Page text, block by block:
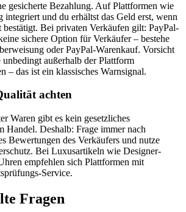
gesicherte Bezahlung. Auf Plattformen wie
und du erhältst das Geld erst, wenn
Bei privaten Verkäufen gilt: PayPal-
sichere Option für Verkäufer – bestehe
oder PayPal-Warenkauf. Vorsicht
außerhalb der Plattform
– das ist ein klassisches Warnsignal.
achten
Waren gibt es kein gesetzliches
Handel. Deshalb: Frage immer nach
Bewertungen des Verkäufers und nutze
Bei Luxusartikeln wie Designer-
empfehlen sich Plattformen mit
Service.
Fragen